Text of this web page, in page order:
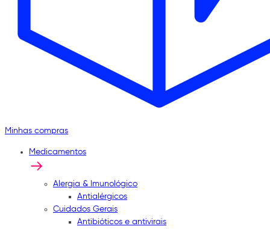
Minhas compras
Medicamentos
Alergia & Imunológico
Antialérgicos
Cuidados Gerais
Antibióticos e antivirais